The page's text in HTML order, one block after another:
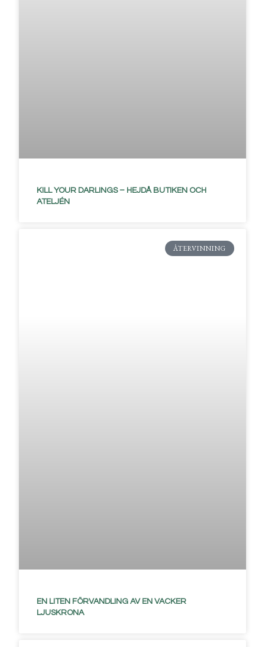
KILL YOUR DARLINGS – HEJDÅ BUTIKEN OCH
ATELJÉN
ÅTERVINNING
EN LITEN FÖRVANDLING AV EN VACKER
LJUSKRONA